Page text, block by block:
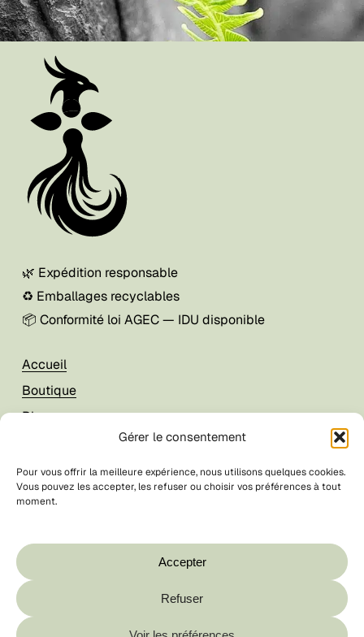
Gérer le consentement
Pour vous offrir la meilleure expérience, nous utilisons quelques cookies.
Vous pouvez les accepter, les refuser ou choisir vos préférences à tout
moment.
Accepter
Refuser
🌿 Expédition responsable
♻️ Emballages recyclables
📦 Conformité loi AGEC — IDU disponible
Accueil
Boutique
Blog
Mon compte
CGV / CGU